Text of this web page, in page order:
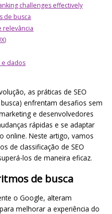
challenges effectively
de busca
relevância
e dados
as práticas de SEO
enfrentam desafios sem
e desenvolvedores
rápidas e se adaptar
online. Neste artigo, vamos
de classificação de SEO
los de maneira eficaz.
de busca
o Google, alteram
melhorar a experiência do